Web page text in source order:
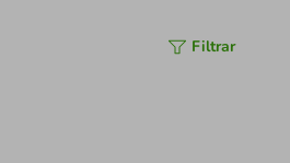
Filtrar